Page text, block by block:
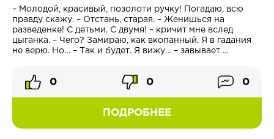
– Молодой, красивый, позолоти ручку! Погадаю, всю
правду скажу. – Отстань, старая. – Женишься на
разведенке! С детьми. С двумя! – кричит мне вслед
цыганка. – Чего? Замираю, как вкопанный. Я в гадания
не верю. Но… – Так и будет. Я вижу… – завывает ...
ПОДРОБНЕЕ
0 0 0